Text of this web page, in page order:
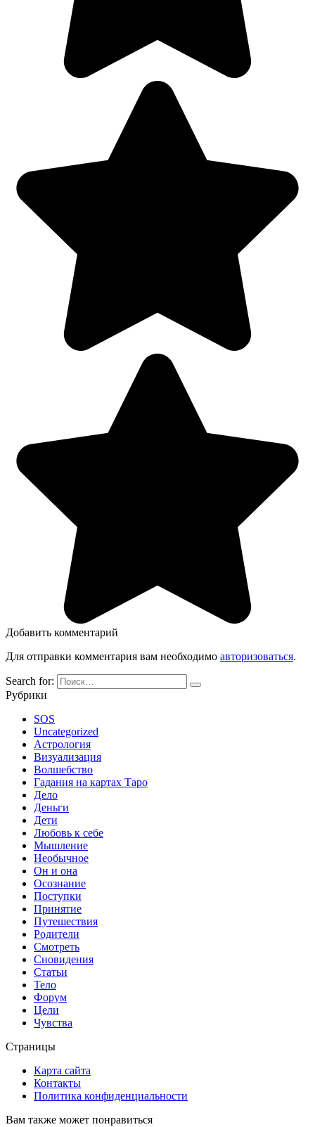
Добавить комментарий
Для отправки комментария вам необходимо авторизоваться.
Search for:
Рубрики
SOS
Uncategorized
Астрология
Визуализация
Волшебство
Гадания на картах Таро
Дело
Деньги
Дети
Любовь к себе
Мышление
Необычное
Он и она
Осознание
Поступки
Принятие
Путешествия
Родители
Смотреть
Сновидения
Статьи
Тело
Форум
Цели
Чувства
Страницы
Карта сайта
Контакты
Политика конфиденциальности
Вам также может понравиться